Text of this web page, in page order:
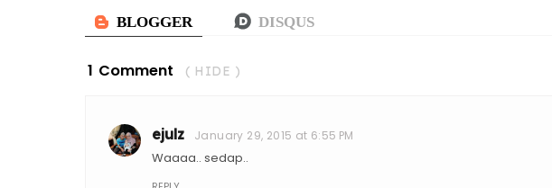
1 Comment ( HIDE )
ejulz January 29, 2015 at 6:55 PM
Waaaa.. sedap..